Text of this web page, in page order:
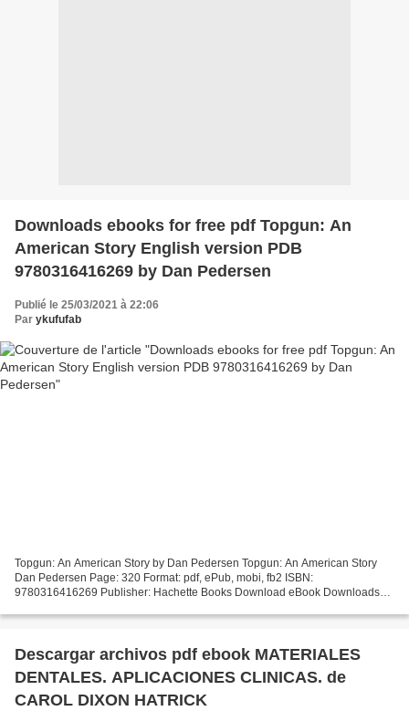
Downloads ebooks for free pdf Topgun: An
American Story English version PDB
9780316416269 by Dan Pedersen
Publié le 25/03/2021 à 22:06
Par ykufufab
Topgun: An American Story by Dan Pedersen Topgun: An American Story
Dan Pedersen Page: 320 Format: pdf, ePub, mobi, fb2 ISBN:
9780316416269 Publisher: Hachette Books Download eBook Downloads
Descargar archivos pdf ebook MATERIALES
DENTALES. APLICACIONES CLINICAS. de
CAROL DIXON HATRICK